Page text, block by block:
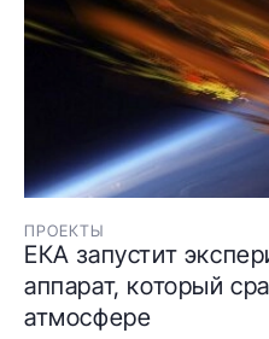
ПРОЕКТЫ
ЕКА запустит
аппарат, который
атмосфере